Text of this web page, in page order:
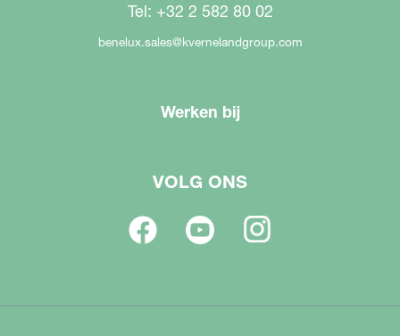
Tel: +32 2 582 80 02
benelux.sales@kvernelandgroup.com
Werken bij
VOLG ONS